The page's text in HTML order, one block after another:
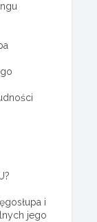
i
jego